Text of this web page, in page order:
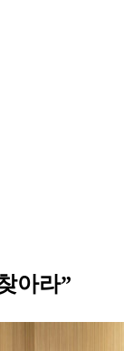
아라”